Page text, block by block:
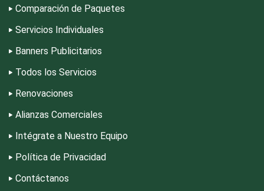
Escuelas de Conducción
Escuelas de Gastronomía
Escuelas de Masaje y Quiropráctica
Comparación de Paquetes
Servicios Individuales
Banners Publicitarios
Todos los Servicios
Renovaciones
Alianzas Comerciales
Intégrate a Nuestro Equipo
Política de Privacidad
Contáctanos